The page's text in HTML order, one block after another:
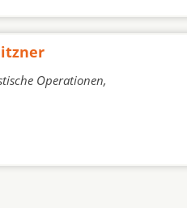
Operationen,